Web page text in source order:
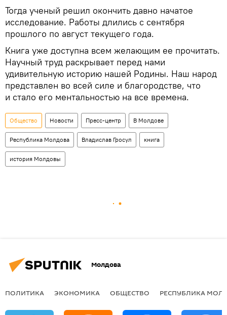
Тогда ученый решил окончить давно начатое
исследование. Работы длились с сентября
прошлого по август текущего года.
Книга уже доступна всем желающим ее прочитать.
Научный труд раскрывает перед нами
удивительную историю нашей Родины. Наш народ
представлен во всей силе и благородстве, что
и стало его ментальностью на все времена.
Общество Новости Пресс-центр В Молдове
Республика Молдова Владислав Гросул книга
история Молдовы
Молдова
ПОЛИТИКА ЭКОНОМИКА ОБЩЕСТВО РЕСПУБЛИКА